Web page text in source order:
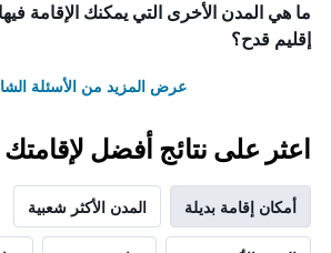
ما هي المدن الأخرى التي يمكنك الإقامة
إقليم قدح؟
عرض المزيد من الأسئلة
اعثر على نتائج أفضل
أمكان إقامة بديلة المدن الأكثر شعبية